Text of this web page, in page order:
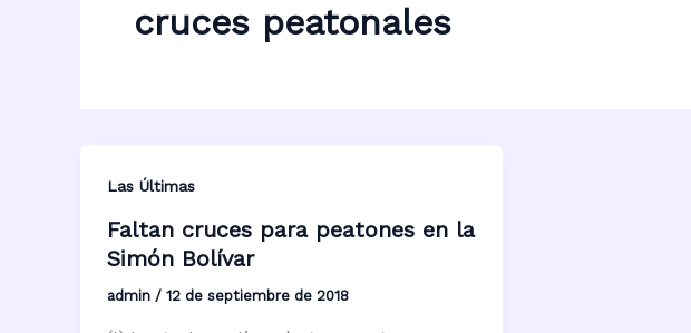
cruces peatonales
Las Últimas
Faltan cruces para peatones en la
Simón Bolívar
admin / 12 de septiembre de 2018